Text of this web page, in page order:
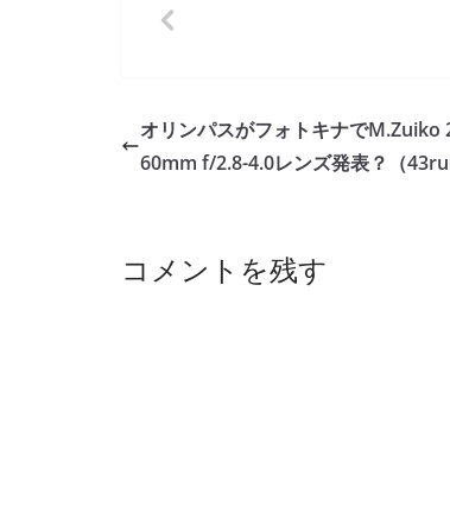
オリンパスがフォトキナで
60mm f/2.8-4.0レンズ発表？（
コメントを残す